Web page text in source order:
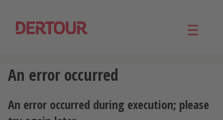
☰
An error occurred
An error occurred during execution; please